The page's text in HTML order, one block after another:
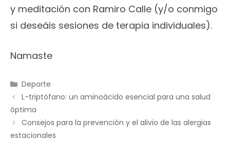
y meditación con Ramiro Calle (y/o conmigo
si deseáis sesiones de terapia individuales).
Namaste
Categorías
Deporte
L-triptófano: un aminoácido esencial para una salud
óptima
Consejos para la prevención y el alivio de las alergias
estacionales